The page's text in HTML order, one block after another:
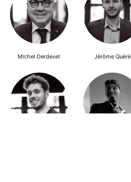
Michel Derdevet Jérôme Quéré